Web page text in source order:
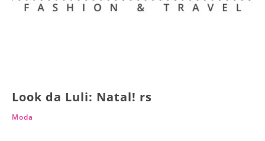
Look da Luli: Natal! rs
Moda